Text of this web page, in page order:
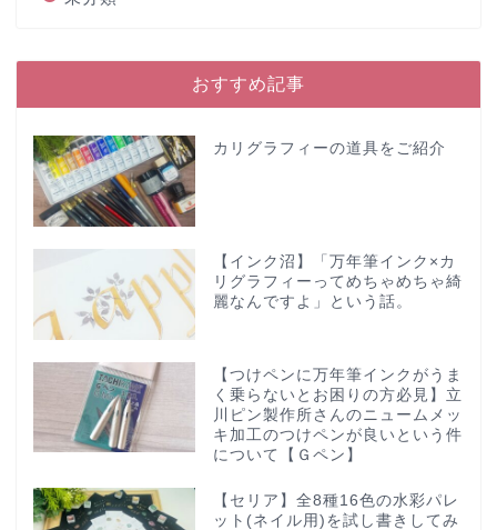
おすすめ記事
カリグラフィーの道具をご紹介
【インク沼】「万年筆インク×カ
リグラフィーってめちゃめちゃ綺
麗なんですよ」という話。
【つけペンに万年筆インクがうま
く乗らないとお困りの方必見】立
川ピン製作所さんのニュームメッ
キ加工のつけペンが良いという件
について【Ｇペン】
【セリア】全8種16色の水彩パレ
ット(ネイル用)を試し書きしてみ